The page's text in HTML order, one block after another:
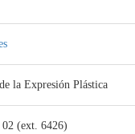
la Expresión Plástica
(ext. 6426)